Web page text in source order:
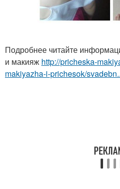
Подробнее читайте
и макияж http://pricheska-
makiyazha-i-prichesok/